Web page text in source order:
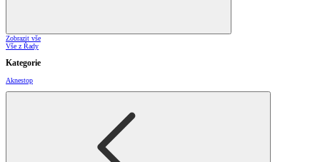
Zobrazit vše
Vše z Řady
Kategorie
Aknestop